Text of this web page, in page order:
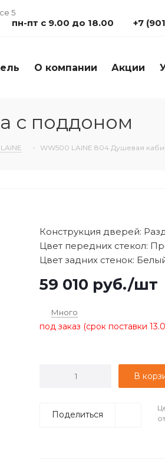
5
пн-пт с 9.00 до 18.00 +7
О компании Акции
с поддоном
- WW500 LAINE 804 Душевая
Конструкция дверей:
Цвет передних стекол:
Цвет задних стенок:
...
59 010 руб./шт
Много
под заказ (срок поставки
В
Поделиться